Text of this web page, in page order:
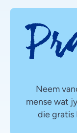
Neem
mense wat
die gratis